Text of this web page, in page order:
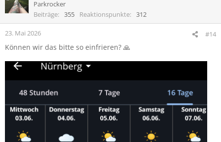
Parkrocker
Beiträge
355 Reaktionspunkte 312
23. Mai 2026 #14
Können wir das bitte so einfrieren? 🙏